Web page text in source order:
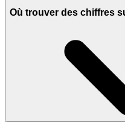
Où trouver des chiffres